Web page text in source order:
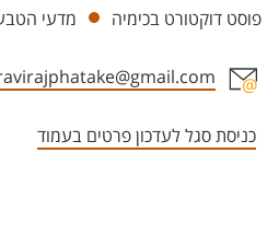
יחידות
פוסט דוקטורט בכימיה מדעי
כניסת סגל לעדכון פרטים בעמוד